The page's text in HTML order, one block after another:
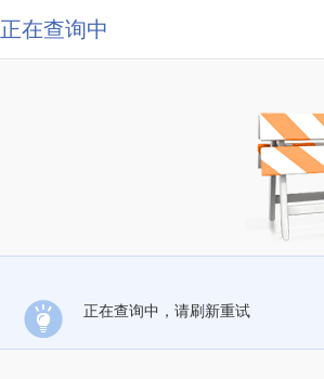
正在查询中
正在查询中，请刷新重试